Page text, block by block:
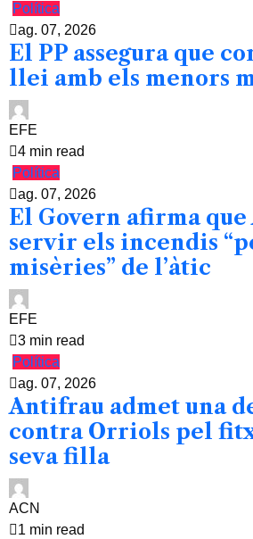
Política
ag. 07, 2026
El PP assegura que
llei amb els menors
EFE
4 min read
Política
ag. 07, 2026
El Govern afirma que
servir els incendis
misèries” de l’àtic
EFE
3 min read
Política
ag. 07, 2026
Antifrau admet una
contra Orriols pel
seva filla
ACN
1 min read